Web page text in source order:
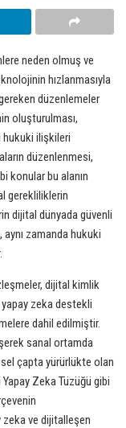
neden olmuş ve
hızlanmasıyla
düzenlemeler
oluşturulması,
hukuki ilişkileri
düzenlenmesi,
konular bu alanın
gerekliliklerin
dijital dünyada güvenli
zamanda hukuki
dijital kimlik
zeka destekli
dahil edilmiştir.
sanal ortamda
çapta yürürlükte olan
Zeka Tüzüğü gibi
zeka ve dijitalleşen